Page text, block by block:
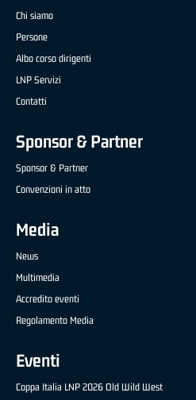
Chi siamo
Persone
Albo corso dirigenti
LNP Servizi
Contatti
Sponsor & Partner
Sponsor & Partner
Convenzioni in atto
Media
News
Multimedia
Accredito eventi
Regolamento Media
Eventi
Coppa Italia LNP 2026 Old Wild West